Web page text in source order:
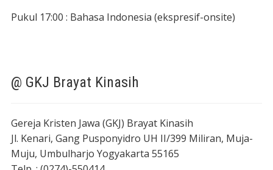
Pukul 17:00 : Bahasa Indonesia (ekspresif-onsite)
@ GKJ Brayat Kinasih
Gereja Kristen Jawa (GKJ) Brayat Kinasih
Jl. Kenari, Gang Pusponyidro UH II/399 Miliran, Muja-
Muju, Umbulharjo Yogyakarta 55165